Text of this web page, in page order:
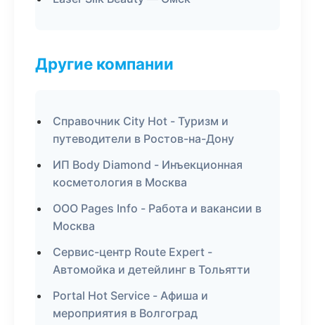
Другие компании
Справочник City Hot - Туризм и
путеводители в Ростов-на-Дону
ИП Body Diamond - Инъекционная
косметология в Москва
ООО Pages Info - Работа и вакансии в
Москва
Сервис-центр Route Expert -
Автомойка и детейлинг в Тольятти
Portal Hot Service - Афиша и
мероприятия в Волгоград